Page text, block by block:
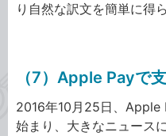
り自然な訳文を簡単に得
（7）Apple Payで
2016年10月25日、Apple
始まり、大きなニュース